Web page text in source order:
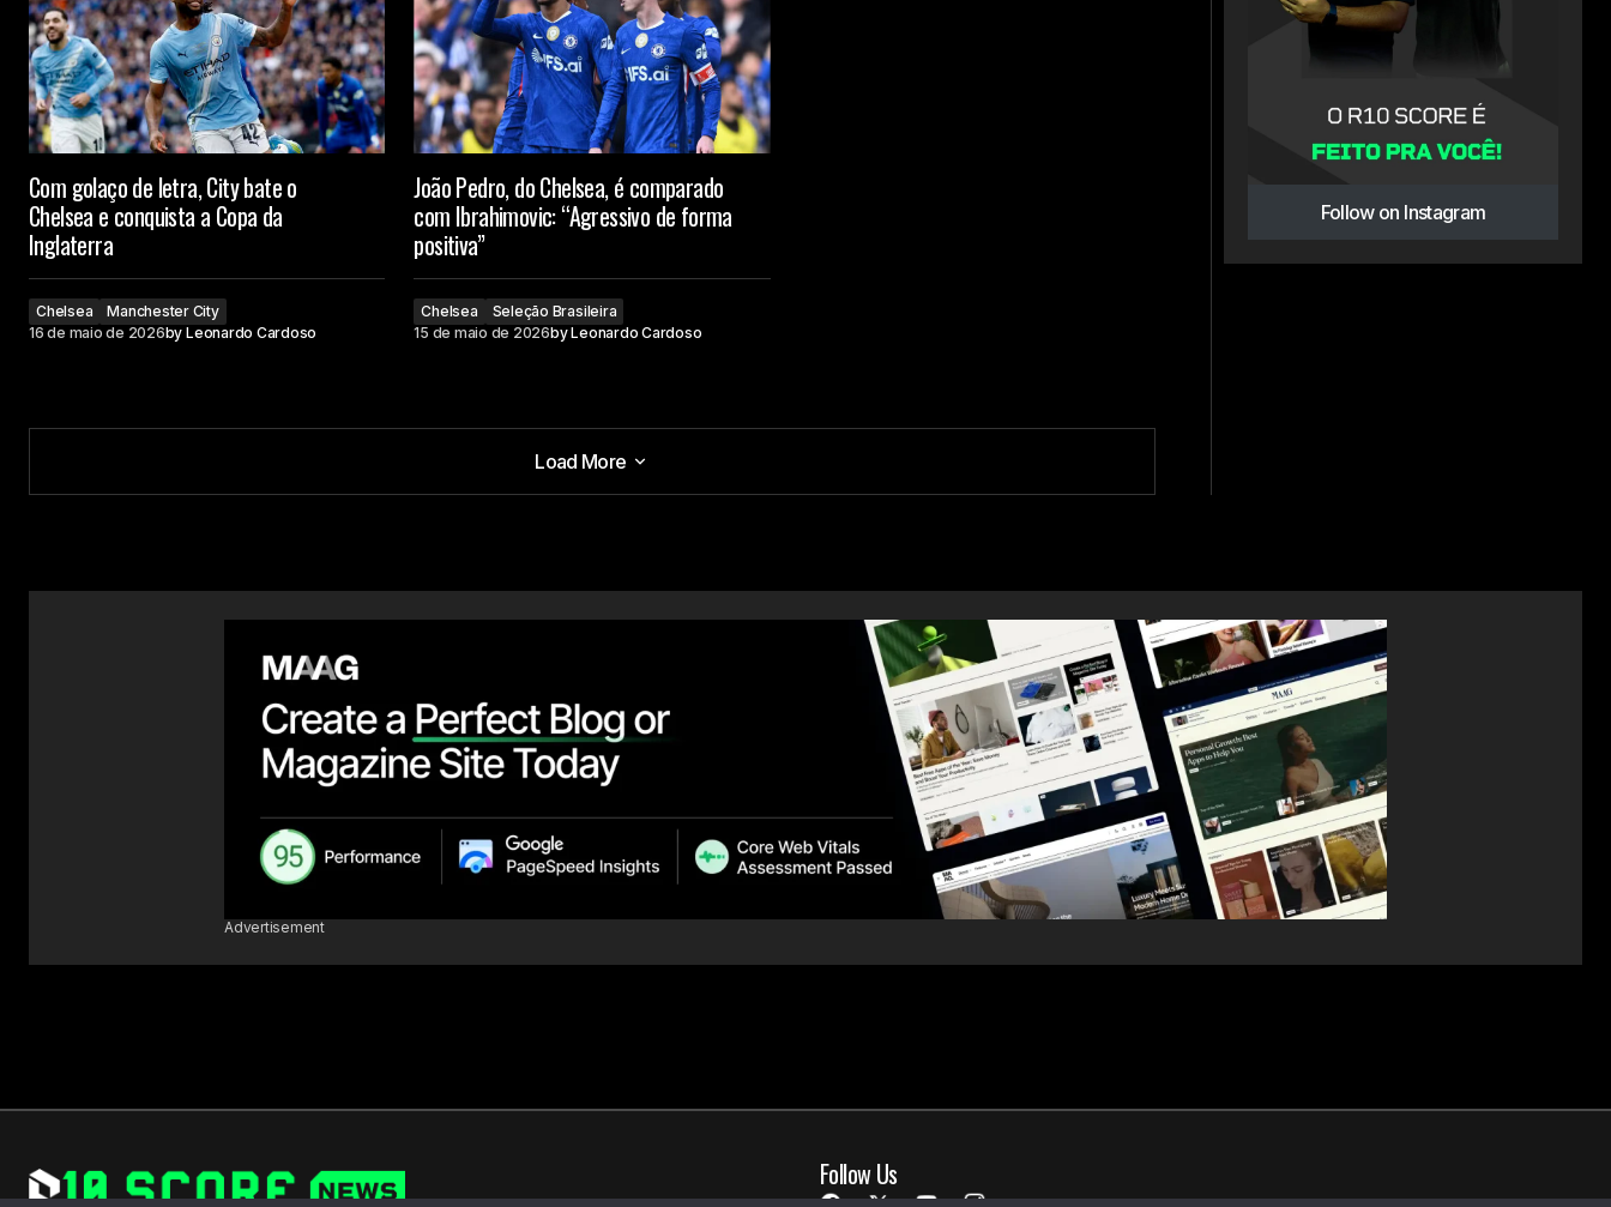
Com golaço de letra, City bate o
Chelsea e conquista a Copa da
Inglaterra
Chelsea
Manchester City
16 de maio de 2026by Leonardo Cardoso
João Pedro, do Chelsea, é comparado
com Ibrahimovic: “Agressivo de forma
positiva”
Chelsea
Seleção Brasileira
15 de maio de 2026byLeonardo Cardoso
Load More
Load More
Follow on Instagram
Advertisement
Follow Us